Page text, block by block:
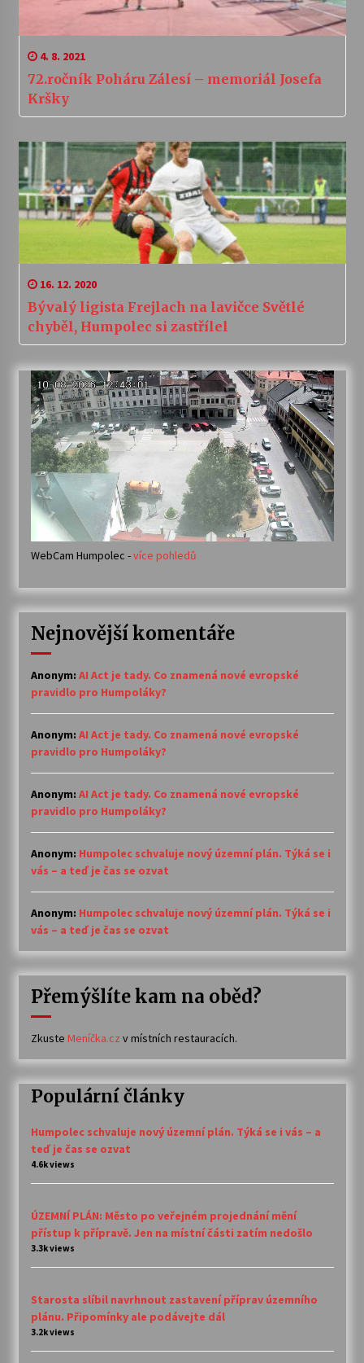
4. 8. 2021
72.ročník Poháru Zálesí – memoriál Josefa
Kršky
16. 12. 2020
Bývalý ligista Frejlach na lavičce Světlé
chyběl, Humpolec si zastřílel
WebCam Humpolec -více pohledů
Nejnovější komentáře
Anonym: AI Act je tady. Co znamená nové evropské
pravidlo pro Humpoláky?
Anonym: AI Act je tady. Co znamená nové evropské
pravidlo pro Humpoláky?
Anonym: AI Act je tady. Co znamená nové evropské
pravidlo pro Humpoláky?
Anonym: Humpolec schvaluje nový územní plán. Týká se i
vás – a teď je čas se ozvat
Anonym: Humpolec schvaluje nový územní plán. Týká se i
vás – a teď je čas se ozvat
Přemýšlíte kam na oběd?
Zkuste Meníčka.cz v místních restauracích.
Populární články
Humpolec schvaluje nový územní plán. Týká se i vás – a
teď je čas se ozvat
4.6k views
ÚZEMNÍ PLÁN: Město po veřejném projednání mění
přístup k přípravě. Jen na místní části zatím nedošlo
3.3k views
Starosta slíbil navrhnout zastavení příprav územního
plánu. Připomínky ale podávejte dál
3.2k views